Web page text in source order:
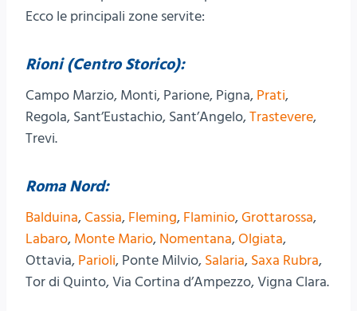
Ecco le principali zone servite:
Rioni (Centro Storico):
Campo Marzio, Monti, Parione, Pigna, Prati,
Regola, Sant’Eustachio, Sant’Angelo,Trastevere,
Trevi.
Roma Nord:
Balduina,Cassia, Fleming, Flaminio,Grottarossa,
Labaro, Monte Mario, Nomentana,Olgiata,
Ottavia, Parioli, Ponte Milvio, Salaria, Saxa Rubra,
Tor di Quinto, Via Cortina d’Ampezzo, Vigna Clara.